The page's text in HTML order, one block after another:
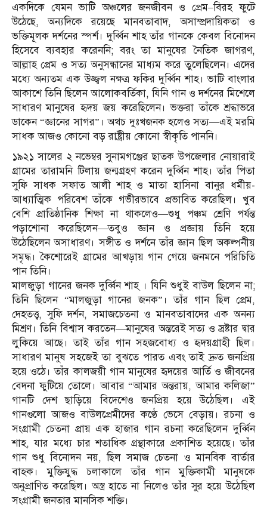
একদিকে যেমন ভাটি অঞ্চলের জনজীবন ও প্রেম–বিরহ ফুটে
উঠেছে, অন্যদিকে রয়েছে মানবতাবাদ, অসাম্প্রদায়িকতা ও
ভক্তিমূলক দর্শনের স্পর্শ। দুর্ব্বিন শাহ তাঁর গানকে কেবল বিনোদন
হিসেবে ব্যবহার করেননি; বরং তা মানুষের নৈতিক জাগরণ,
আল্লাহ প্রেম ও সত্য অনুসন্ধানের মাধ্যম করে তুলেছিলেন। এদের
মধ্যে অন্যতম এক উজ্জ্বল নক্ষত্র ফকির দুর্ব্বিন শাহ। ভাটি বাংলার
আকাশে তিনি ছিলেন আলোকবর্তিকা, যিনি গান ও দর্শনের মিশেলে
সাধারণ মানুষের হৃদয় জয় করেছিলেন। ভক্তরা তাঁকে শ্রদ্ধাভরে
ডাকেন “জ্ঞানের সাগর”। অথচ দুঃখজনক হলেও সত্য—এই মরমি
সাধক আজও কোনো বড় রাষ্ট্রীয় কো‌নো স্বীকৃতি পাননি।
১৯২১ সালের ২ নভেম্বর সুনামগঞ্জের ছাতক উপজেলার নোয়ারাই
গ্রামের তারামনি টিলায় জন্মগ্রহণ করেন দুর্ব্বিন শাহ। তাঁর পিতা
সুফি সাধক সফাত আলী শাহ ও মাতা হাসিনা বানুর ধর্মীয়-
আধ্যাত্মিক পরিবেশ তাঁকে গভীরভাবে প্রভাবিত করেছিল। খুব
বেশি প্রাতিষ্ঠানিক শিক্ষা না থাকলেও—শুধু পঞ্চম শ্রেণি পর্যন্ত
পড়াশোনা করেছিলেন—তবুও জ্ঞান ও প্রজ্ঞায় তিনি হয়ে
উঠেছিলেন অসাধারণ। সঙ্গীত ও দর্শনে তাঁর জ্ঞান ছিল অকল্পনীয়
সমৃদ্ধ। কৈশোরেই গ্রামের আখড়ায় গান গেয়ে জনমনে পরিচিতি
পান তিনি।
মালজুড়া গানের জনক দুর্ব্বিন শাহ‌্ । যি‌নি শুধুই বাউল ছিলেন না;
তিনি ছিলেন “মালজুড়া গানের জনক”। তাঁর গান ছিল প্রেম,
দেহতত্ত্ব, সুফি দর্শন, সমাজচেতনা ও মানবতাবাদের এক অনন্য
মিশ্রণ। তিনি বিশ্বাস করতেন—মানুষের অন্তরেই সত্য ও স্রষ্টার দ্বার
লুকিয়ে আছে। তাই তাঁর গান সহজবোধ্য ও হৃদয়গ্রাহী ছিল।
সাধারণ মানুষ সহজেই তা বুঝতে পারত এবং তাই দ্রুত জনপ্রিয়
হয়ে ওঠে। তাঁর কালজয়ী গান মানুষের হৃদয়ের আর্তি ও জীবনের
বেদনা ফুটিয়ে তোলে। আবার “আমার অন্তরায়, আমার কলিজা”
গানটি দেশ ছাড়িয়ে বিদেশেও জনপ্রিয় হয়ে উঠেছিল। এই
গানগুলো আজও বাউলপ্রেমীদের কণ্ঠে ভেসে বেড়ায়। রচনা ও
সংগ্রামী চেতনা প্রায় এক হাজার গান রচনা করেছিলেন দুর্ব্বিন
শাহ, যার মধ্যে চার শতাধিক গ্রন্থাকারে প্রকাশিত হয়েছে। তাঁর
গান শুধু বিনোদন নয়, ছিল সমাজ চেতনা ও মানবিক বার্তার
বাহক। মুক্তিযুদ্ধ চলাকালে তাঁর গান মুক্তিকামী মানুষকে
অনুপ্রাণিত করেছিল। অস্ত্র হাতে না নিলেও তাঁর সুর হয়ে উঠেছিল
সংগ্রামী জনতার মানসিক শক্তি।